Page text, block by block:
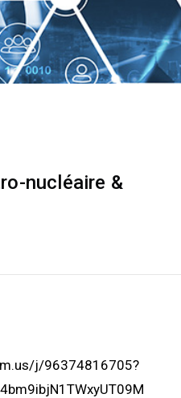
nucléaire &
j/96374816705?